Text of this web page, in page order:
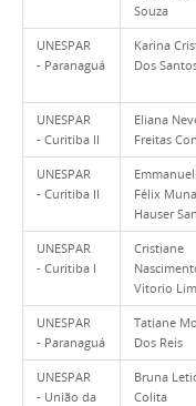
Souza
UNESPAR
- Paranaguá
Karina
Dos
UNESPAR
- Curitiba II
Eliana
Freitas
UNESPAR
- Curitiba II
Félix
Hauser
UNESPAR
- Curitiba I
Cristiane
Vitorio
UNESPAR
- Paranaguá
Tatiane
Dos Reis
UNESPAR
- União da
Bruna
Colita